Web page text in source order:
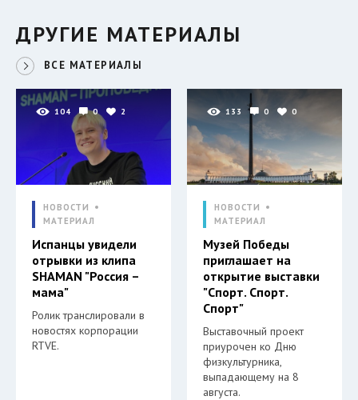
ДРУГИЕ МАТЕРИАЛЫ
ВСЕ МАТЕРИАЛЫ
104 0 2
НОВОСТИ
МАТЕРИАЛ
Испанцы увидели
отрывки из клипа
SHAMAN "Россия –
мама"
Ролик транслировали в
новостях корпорации
RTVE.
133 0 0
НОВОСТИ
МАТЕРИАЛ
Музей Победы
приглашает на
открытие выставки
"Спорт. Спорт.
Спорт"
Выставочный проект
приурочен ко Дню
физкультурника,
выпадающему на 8
августа.